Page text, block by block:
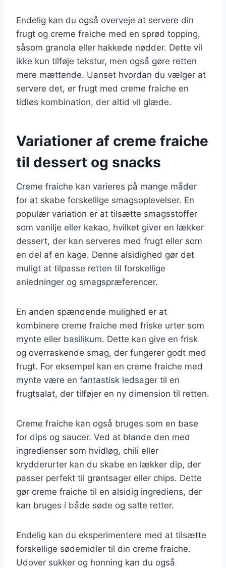
Endelig kan du også overveje at servere din
frugt og creme fraiche med en sprød topping,
såsom granola eller hakkede nødder. Dette vil
ikke kun tilføje tekstur, men også gøre retten
mere mættende. Uanset hvordan du vælger at
servere det, er frugt med creme fraiche en
tidløs kombination, der altid vil glæde.
Variationer af creme fraiche
til dessert og snacks
Creme fraiche kan varieres på mange måder
for at skabe forskellige smagsoplevelser. En
populær variation er at tilsætte smagsstoffer
som vanilje eller kakao, hvilket giver en lækker
dessert, der kan serveres med frugt eller som
en del af en kage. Denne alsidighed gør det
muligt at tilpasse retten til forskellige
anledninger og smagspræferencer.
En anden spændende mulighed er at
kombinere creme fraiche med friske urter som
mynte eller basilikum. Dette kan give en frisk
og overraskende smag, der fungerer godt med
frugt. For eksempel kan en creme fraiche med
mynte være en fantastisk ledsager til en
frugtsalat, der tilføjer en ny dimension til retten.
Creme fraiche kan også bruges som en base
for dips og saucer. Ved at blande den med
ingredienser som hvidløg, chili eller
krydderurter kan du skabe en lækker dip, der
passer perfekt til grøntsager eller chips. Dette
gør creme fraiche til en alsidig ingrediens, der
kan bruges i både søde og salte retter.
Endelig kan du eksperimentere med at tilsætte
forskellige sødemidler til din creme fraiche.
Udover sukker og honning kan du også